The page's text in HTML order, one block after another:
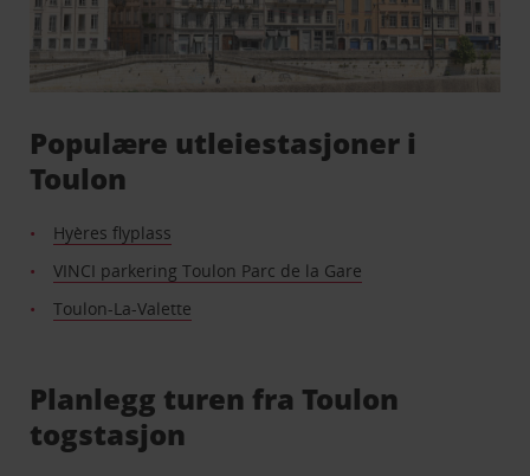
Populære utleiestasjoner i
Toulon
Hyères flyplass
VINCI parkering Toulon Parc de la Gare
Toulon-La-Valette
Planlegg turen fra Toulon
togstasjon